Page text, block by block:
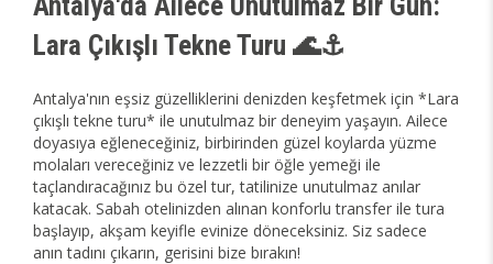
Lara Çıkışlı Tekne Turu 🌊⚓
Antalya'nın eşsiz güzelliklerini denizden keşfetmek için *Lara
çıkışlı tekne turu* ile unutulmaz bir deneyim yaşayın. Ailece
doyasıya eğleneceğiniz, birbirinden güzel koylarda yüzme
molaları vereceğiniz ve lezzetli bir öğle yemeği ile
taçlandıracağınız bu özel tur, tatilinize unutulmaz anılar
katacak. Sabah otelinizden alınan konforlu transfer ile tura
başlayıp, akşam keyifle evinize döneceksiniz. Siz sadece
anın tadını çıkarın, gerisini bize bırakın!